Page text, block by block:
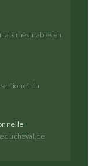
mesurables en
et du
du cheval, de